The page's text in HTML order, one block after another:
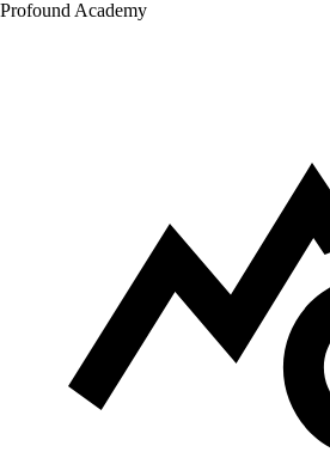
Profound Academy